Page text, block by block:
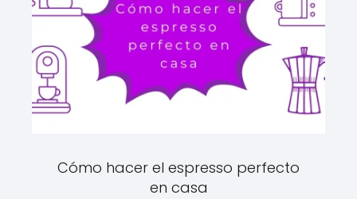
Cómo hacer el espresso perfecto
en casa